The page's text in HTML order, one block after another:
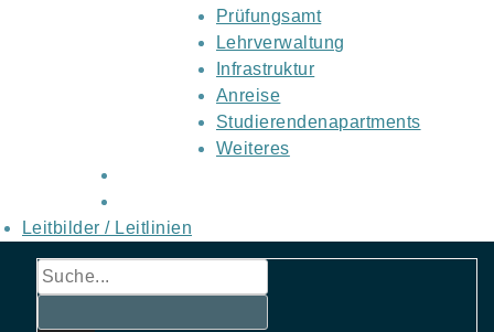
Prüfungsamt
Lehrverwaltung
Infrastruktur
Anreise
Studierendenapartments
Weiteres
Leitbilder / Leitlinien